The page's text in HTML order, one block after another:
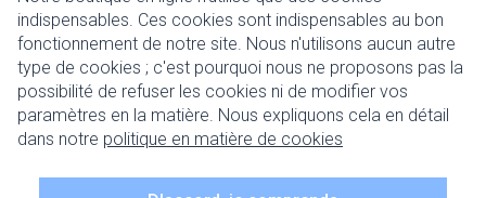
indispensables. Ces cookies sont indispensables au bon
fonctionnement de notre site. Nous n'utilisons aucun autre
type de cookies ; c'est pourquoi nous ne proposons pas la
possibilité de refuser les cookies ni de modifier vos
paramètres en la matière. Nous expliquons cela en détail
dans notre politique en matière de cookies
Liens légaux